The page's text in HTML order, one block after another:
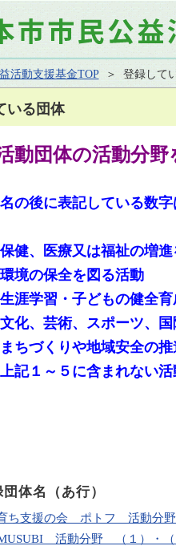
活動支援基金TOP＞ 登録して
いる団体
動団体の活動分野
の後に表記している数
保健、医療又は福祉の増
環境の保全を図る活動
涯学習・子どもの健全育
化、芸術、スポーツ、
ちづくりや地域安全の推
記１～５に含まれない活
体名（あ行）
ち支援の会 ポトフ 活動分野
活動分野 （１）・（